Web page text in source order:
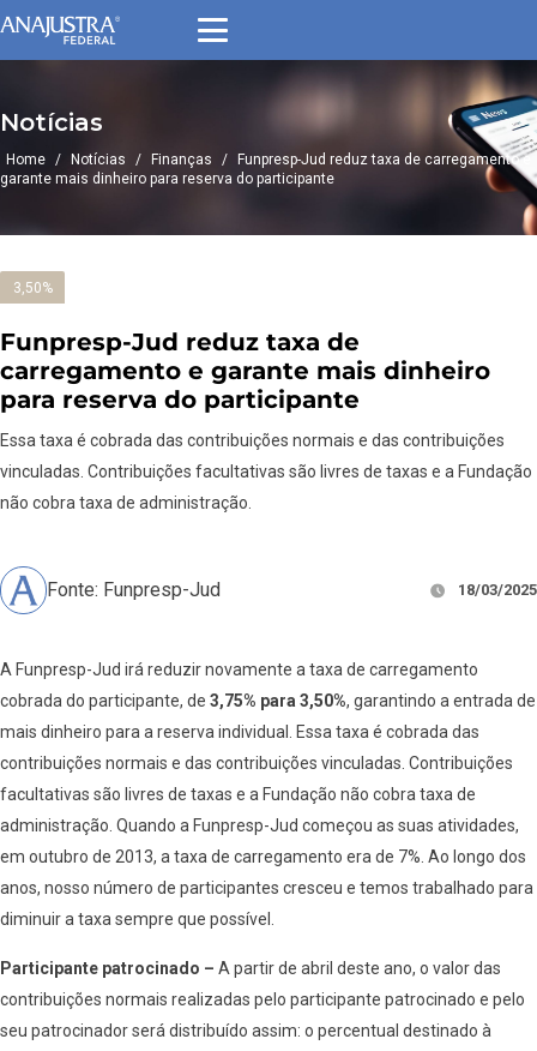
Notícias
Home / Notícias / Finanças /
Funpresp-Jud reduz taxa de carregamento e
garante mais dinheiro para reserva do participante
3,50%
Funpresp-Jud reduz taxa de
carregamento e garante mais dinheiro
para reserva do participante
Essa taxa é cobrada das contribuições normais e das contribuições
vinculadas. Contribuições facultativas são livres de taxas e a Fundação
não cobra taxa de administração.
Fonte: Funpresp-Jud 18/03/2025
A Funpresp-Jud irá reduzir novamente a taxa de carregamento
cobrada do participante, de 3,75% para 3,50%, garantindo a entrada de
mais dinheiro para a reserva individual. Essa taxa é cobrada das
contribuições normais e das contribuições vinculadas. Contribuições
facultativas são livres de taxas e a Fundação não cobra taxa de
administração. Quando a Funpresp-Jud começou as suas atividades,
em outubro de 2013, a taxa de carregamento era de 7%. Ao longo dos
anos, nosso número de participantes cresceu e temos trabalhado para
diminuir a taxa sempre que possível.
Participante patrocinado – A partir de abril deste ano, o valor das
contribuições normais realizadas pelo participante patrocinado e pelo
seu patrocinador será distribuído assim: o percentual destinado à